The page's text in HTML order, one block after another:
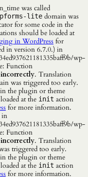
was called
lite domain was
for some code in the
should be loaded at
in WordPress for
in version 6.7.0.) in
wp-
Function
incorrectly. Translation
was triggered too early.
the plugin or theme
at the init action
for more information.
in
wp-
Function
incorrectly. Translation
triggered too early.
the plugin or theme
at the init action
for more information.